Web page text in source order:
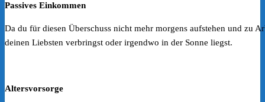
Passives Einkommen
Da du für diesen Überschuss nicht mehr morgens aufstehen und zu
deinen Liebsten verbringst oder irgendwo in der Sonne liegst.
Altersvorsorge